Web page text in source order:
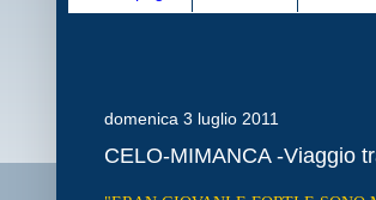
domenica 3 luglio 2011
CELO-MIMANCA -Viaggio